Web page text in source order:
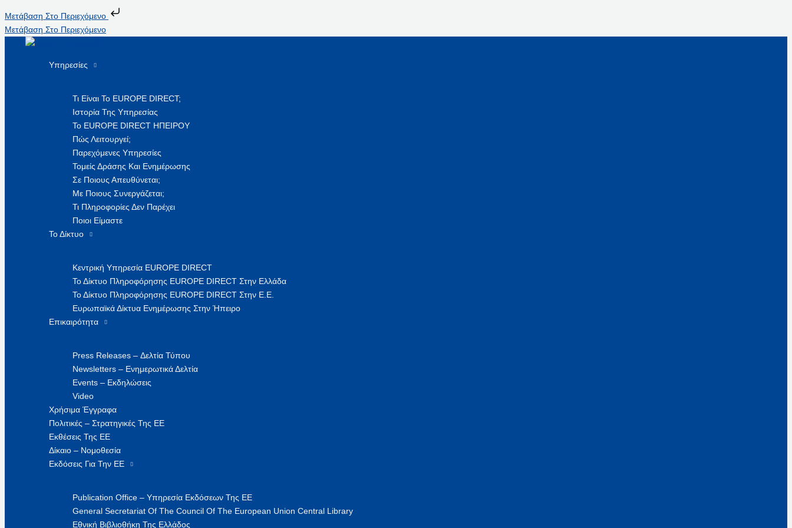
Μετάβαση Στο Περιεχόμενο
Μετάβαση Στο Περιεχόμενο
Υπηρεσίες
Τι Είναι Το EUROPE DIRECT;
Ιστορία Της Υπηρεσίας
Το EUROPE DIRECT ΗΠΕΙΡΟΥ
Πώς Λειτουργεί;
Παρεχόμενες Υπηρεσίες
Τομείς Δράσης Και Ενημέρωσης
Σε Ποιους Απευθύνεται;
Με Ποιους Συνεργάζεται;
Τι Πληροφορίες Δεν Παρέχει
Ποιοι Είμαστε
Το Δίκτυο
Κεντρική Υπηρεσία EUROPE DIRECT
Το Δίκτυο Πληροφόρησης EUROPE DIRECT Στην Ελλάδα
Το Δίκτυο Πληροφόρησης EUROPE DIRECT Στην Ε.Ε.
Ευρωπαϊκά Δίκτυα Ενημέρωσης Στην Ήπειρο
Επικαιρότητα
Press Releases – Δελτία Τύπου
Newsletters – Ενημερωτικά Δελτία
Events – Εκδηλώσεις
Video
Χρήσιμα Έγγραφα
Πολιτικές – Στρατηγικές Της ΕΕ
Εκθέσεις Της ΕΕ
Δίκαιο – Νομοθεσία
Εκδόσεις Για Την ΕΕ
Publication Office – Υπηρεσία Εκδόσεων Της ΕΕ
General Secretariat Of The Council Of The European Union Central Library
Εθνική Βιβλιοθήκη Της Ελλάδος